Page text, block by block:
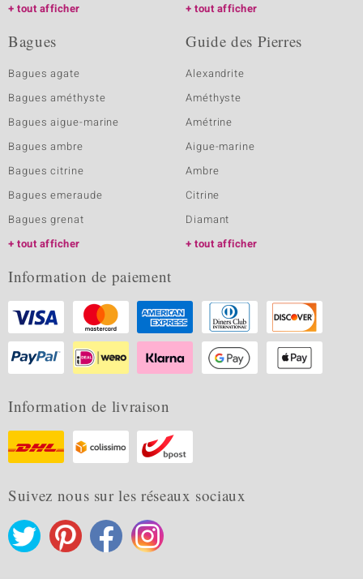
tout afficher
tout afficher
Bagues
Bagues agate
Bagues améthyste
Bagues aigue-marine
Bagues ambre
Bagues citrine
Bagues emeraude
Bagues grenat
tout afficher
Guide des Pierres
Alexandrite
Améthyste
Amétrine
Aigue-marine
Ambre
Citrine
Diamant
tout afficher
Information de paiement
Information de livraison
Suivez nous sur les réseaux sociaux